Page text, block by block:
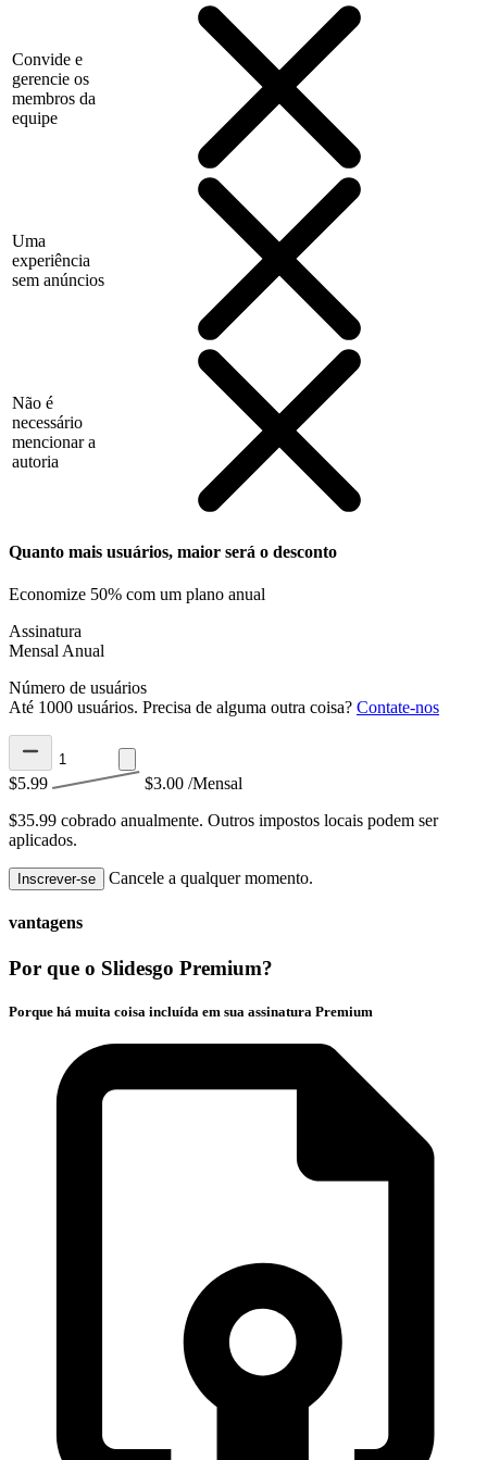
Convide e
gerencie os
membros da
equipe
Uma
experiência
sem anúncios
Não é
necessário
mencionar a
autoria
Quanto mais usuários, maior será o desconto
Economize 50% com um plano anual
Assinatura
Mensal Anual
Número de usuários
Até 1000 usuários. Precisa de alguma outra coisa? Contate-nos
$5.99 $3.00 /Mensal
$35.99 cobrado anualmente. Outros impostos locais podem ser
aplicados.
Inscrever-se Cancele a qualquer momento.
vantagens
Por que o Slidesgo Premium?
Porque há muita coisa incluída em sua assinatura Premium